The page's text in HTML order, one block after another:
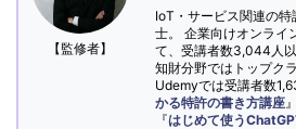
【監修者】
IoT・サービス関連の
士。 企業向けオンライ
て、受講者数3,044人
知財分野ではトップク
Udemyでは受講者数
かる特許の書き方講座
『はじめて使う